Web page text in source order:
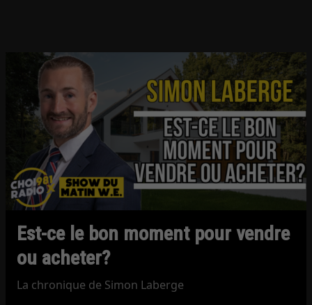
Est-ce le bon moment pour vendre
ou acheter?
La chronique de Simon Laberge